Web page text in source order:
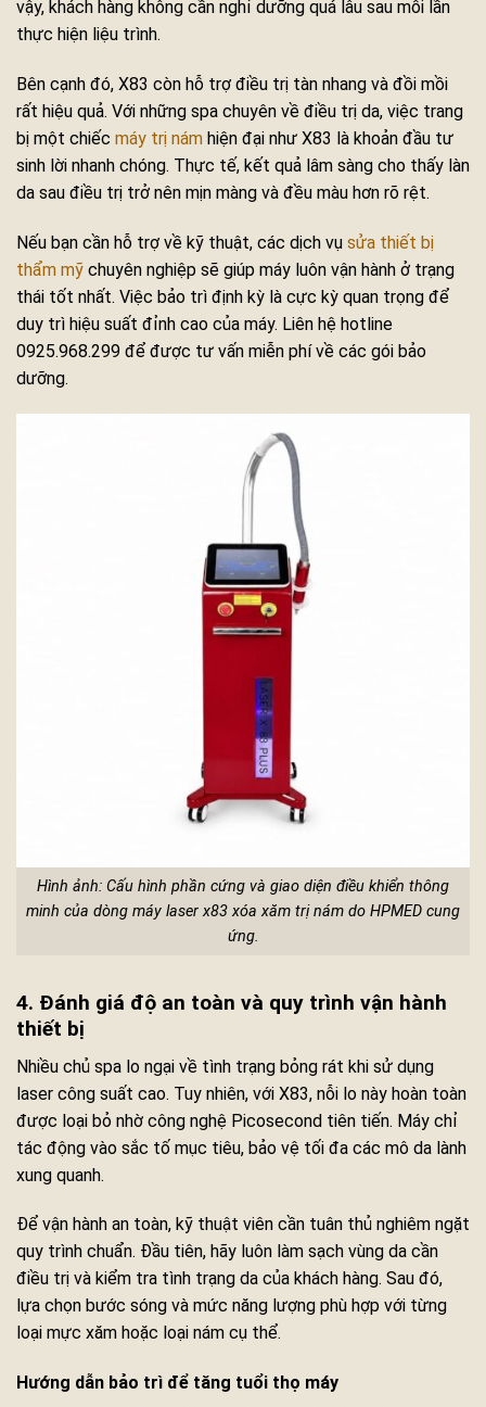
vậy, khách hàng không cần nghỉ dưỡng quá lâu sau mỗi lần
thực hiện liệu trình.
Bên cạnh đó, X83 còn hỗ trợ điều trị tàn nhang và đồi mồi
rất hiệu quả. Với những spa chuyên về điều trị da, việc trang
bị một chiếc máy trị nám hiện đại như X83 là khoản đầu tư
sinh lời nhanh chóng. Thực tế, kết quả lâm sàng cho thấy làn
da sau điều trị trở nên mịn màng và đều màu hơn rõ rệt.
Nếu bạn cần hỗ trợ về kỹ thuật, các dịch vụ sửa thiết bị
thẩm mỹ chuyên nghiệp sẽ giúp máy luôn vận hành ở trạng
thái tốt nhất. Việc bảo trì định kỳ là cực kỳ quan trọng để
duy trì hiệu suất đỉnh cao của máy. Liên hệ hotline
0925.968.299 để được tư vấn miễn phí về các gói bảo
dưỡng.
Hình ảnh: Cấu hình phần cứng và giao diện điều khiển thông
minh của dòng máy laser x83 xóa xăm trị nám do HPMED cung
ứng.
4. Đánh giá độ an toàn và quy trình vận hành
thiết bị
Nhiều chủ spa lo ngại về tình trạng bỏng rát khi sử dụng
laser công suất cao. Tuy nhiên, với X83, nỗi lo này hoàn toàn
được loại bỏ nhờ công nghệ Picosecond tiên tiến. Máy chỉ
tác động vào sắc tố mục tiêu, bảo vệ tối đa các mô da lành
xung quanh.
Để vận hành an toàn, kỹ thuật viên cần tuân thủ nghiêm ngặt
quy trình chuẩn. Đầu tiên, hãy luôn làm sạch vùng da cần
điều trị và kiểm tra tình trạng da của khách hàng. Sau đó,
lựa chọn bước sóng và mức năng lượng phù hợp với từng
loại mực xăm hoặc loại nám cụ thể.
Hướng dẫn bảo trì để tăng tuổi thọ máy